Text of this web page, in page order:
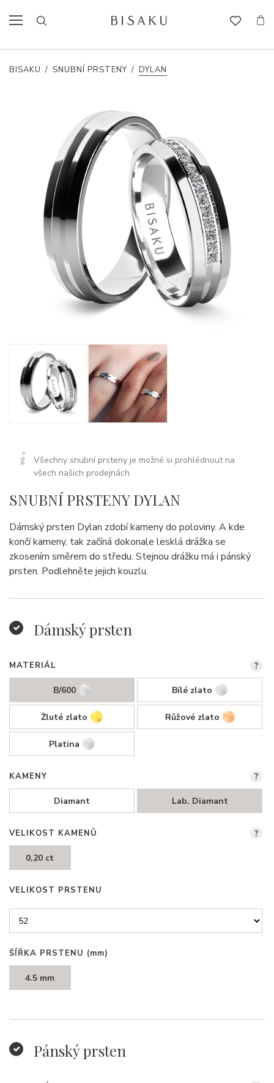
BISAKU / SNUBNÍ PRSTENY / DYLAN
Všechny snubní prsteny je možné si prohlédnout na
všech našich prodejnách.
SNUBNÍ PRSTENY DYLAN
Dámský prsten Dylan zdobí kameny do poloviny. A kde
končí kameny, tak začíná dokonale lesklá drážka se
zkosením směrem do středu. Stejnou drážku má i pánský
prsten. Podlehněte jejich kouzlu.
Dámský prsten
MATERIÁL
B/600 Bílé zlato
Žluté zlato Růžové zlato
Platina
?
KAMENY
Diamant Lab. Diamant
?
VELIKOST KAMENŮ
0,20 ct
?
VELIKOST PRSTENU
ŠÍŘKA PRSTENU (mm)
4.5 mm
Pánský prsten